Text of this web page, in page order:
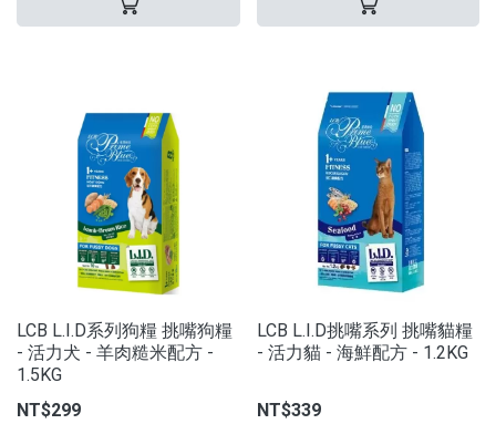
LCB L.I.D系列狗糧 挑嘴狗糧
- 活力犬 - 羊肉糙米配方 -
1.5KG
NT$299
LCB L.I.D挑嘴系列 挑嘴貓糧
- 活力貓 - 海鮮配方 - 1.2KG
NT$339